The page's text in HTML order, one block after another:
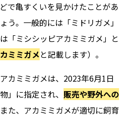
で亀すくいを見かけたことがあ
う。一般的には「ミドリガメ」
「ミシシッピアカミミガメ」と
ミミガメと記載します）。
カミミガメは、2023年6月1日
」に指定され、 販売や野外への
た、アカミミガメが適切に飼育